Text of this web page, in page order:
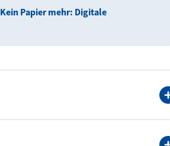
Kein Papier mehr: Digitale